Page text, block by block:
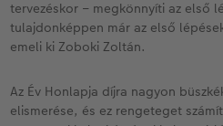
tervezéskor – megkönnyíti az első
tulajdonképpen már az első
emeli ki Zoboki Zoltán.
Az Év Honlapja díjra nagyon
elismerése, és ez rengeteget